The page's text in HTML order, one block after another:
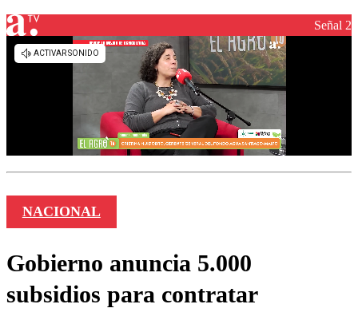
Señal 2
NACIONAL
Gobierno anuncia 5.000
subsidios para contratar